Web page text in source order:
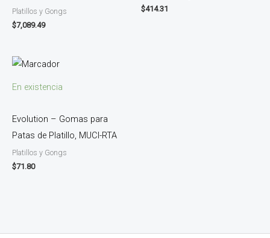
Platillos y Gongs
$7,089.49
$414.31
En existencia
Evolution – Gomas para
Patas de Platillo, MUCI-RTA
Platillos y Gongs
$71.80